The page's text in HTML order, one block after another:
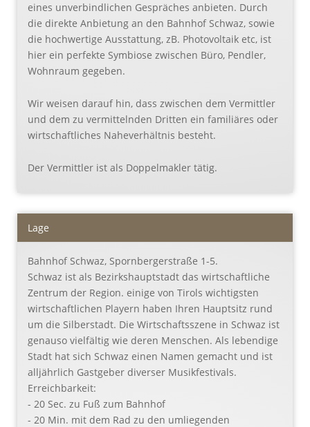
eines unverbindlichen Gespräches anbieten. Durch
die direkte Anbietung an den Bahnhof Schwaz, sowie
die hochwertige Ausstattung, zB. Photovoltaik etc, ist
hier ein perfekte Symbiose zwischen Büro, Pendler,
Wohnraum gegeben.
Wir weisen darauf hin, dass zwischen dem Vermittler
und dem zu vermittelnden Dritten ein familiäres oder
wirtschaftliches Naheverhältnis besteht.
Der Vermittler ist als Doppelmakler tätig.
Lage
Bahnhof Schwaz, Spornbergerstraße 1-5.
Schwaz ist als Bezirkshauptstadt das wirtschaftliche
Zentrum der Region. einige von Tirols wichtigsten
wirtschaftlichen Playern haben Ihren Hauptsitz rund
um die Silberstadt. Die Wirtschaftsszene in Schwaz ist
genauso vielfältig wie deren Menschen. Als lebendige
Stadt hat sich Schwaz einen Namen gemacht und ist
alljährlich Gastgeber diverser Musikfestivals.
Erreichbarkeit:
- 20 Sec. zu Fuß zum Bahnhof
- 20 Min. mit dem Rad zu den umliegenden